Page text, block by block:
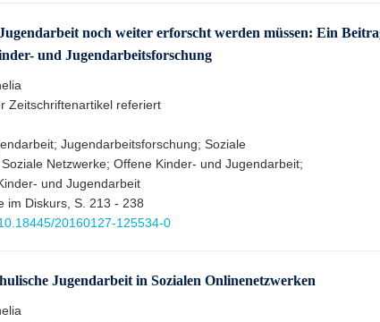
noch weiter erforscht werden müssen: Ein
und Jugendarbeitsforschung
Zeitschriftenartikel referiert
Jugendarbeitsforschung; Soziale
Netzwerke; Offene Kinder- und Jugendarbeit;
und Jugendarbeit
im Diskurs, S. 213 - 238
20160127-125534-0
Jugendarbeit in Sozialen Onlinenetzwerken